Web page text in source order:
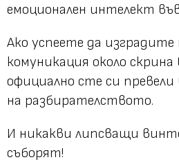
емоционален интелект
Ако успеете да
комуникация около
официално сте си превели
на разбирателството.
И никакви липсващи
съборят!